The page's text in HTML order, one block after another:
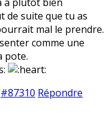
de suite que tu as
mal le prendre.
comme une
pote.
#87310 Répondre